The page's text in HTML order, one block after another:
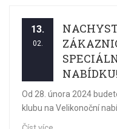
13.
02.
NABÍDKU!
Od 28. února 2024
klubu na Velikonoční